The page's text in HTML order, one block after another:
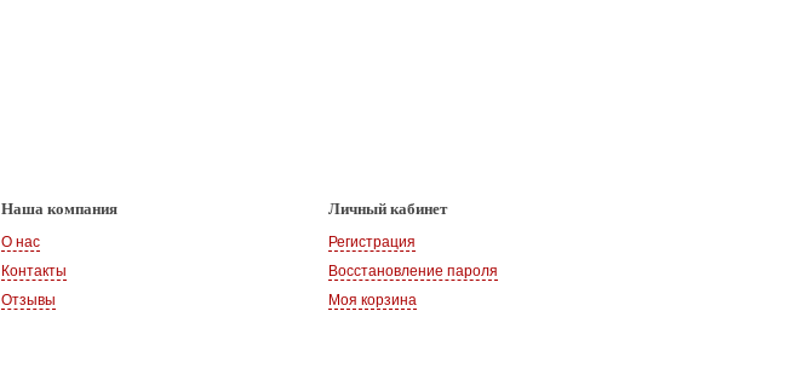
Наша компания
О нас
Контакты
Отзывы
Личный кабинет
Регистрация
Восстановление пароля
Моя корзина